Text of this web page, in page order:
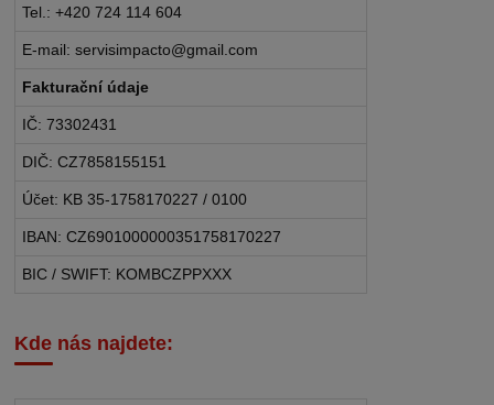
Tel.: +420 724 114 604
E-mail: servisimpacto@gmail.com
Fakturační údaje
IČ: 73302431
DIČ: CZ7858155151
Účet: KB 35-1758170227 / 0100
IBAN: CZ6901000000351758170227
BIC / SWIFT: KOMBCZPPXXX
Kde nás najdete: